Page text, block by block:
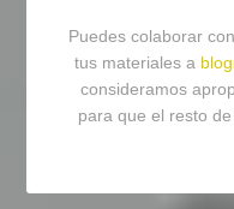
Puedes colaborar
tus materiales a
consideramos
para que el resto